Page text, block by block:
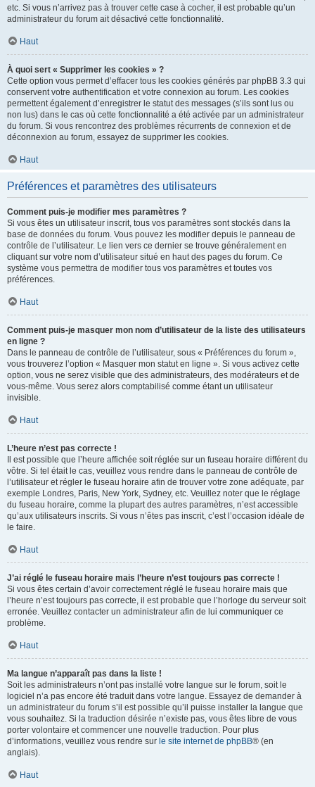
etc. Si vous n’arrivez pas à trouver cette case à cocher, il est probable qu’un
administrateur du forum ait désactivé cette fonctionnalité.
Haut
À quoi sert « Supprimer les cookies » ?
Cette option vous permet d’effacer tous les cookies générés par phpBB 3.3 qui
conservent votre authentification et votre connexion au forum. Les cookies
permettent également d’enregistrer le statut des messages (s’ils sont lus ou
non lus) dans le cas où cette fonctionnalité a été activée par un administrateur
du forum. Si vous rencontrez des problèmes récurrents de connexion et de
déconnexion au forum, essayez de supprimer les cookies.
Haut
Préférences et paramètres des utilisateurs
Comment puis-je modifier mes paramètres ?
Si vous êtes un utilisateur inscrit, tous vos paramètres sont stockés dans la
base de données du forum. Vous pouvez les modifier depuis le panneau de
contrôle de l’utilisateur. Le lien vers ce dernier se trouve généralement en
cliquant sur votre nom d’utilisateur situé en haut des pages du forum. Ce
système vous permettra de modifier tous vos paramètres et toutes vos
préférences.
Haut
Comment puis-je masquer mon nom d’utilisateur de la liste des utilisateurs
en ligne ?
Dans le panneau de contrôle de l’utilisateur, sous « Préférences du forum »,
vous trouverez l’option « Masquer mon statut en ligne ». Si vous activez cette
option, vous ne serez visible que des administrateurs, des modérateurs et de
vous-même. Vous serez alors comptabilisé comme étant un utilisateur
invisible.
Haut
L’heure n’est pas correcte !
Il est possible que l’heure affichée soit réglée sur un fuseau horaire différent du
vôtre. Si tel était le cas, veuillez vous rendre dans le panneau de contrôle de
l’utilisateur et régler le fuseau horaire afin de trouver votre zone adéquate, par
exemple Londres, Paris, New York, Sydney, etc. Veuillez noter que le réglage
du fuseau horaire, comme la plupart des autres paramètres, n’est accessible
qu’aux utilisateurs inscrits. Si vous n’êtes pas inscrit, c’est l’occasion idéale de
le faire.
Haut
J’ai réglé le fuseau horaire mais l’heure n’est toujours pas correcte !
Si vous êtes certain d’avoir correctement réglé le fuseau horaire mais que
l’heure n’est toujours pas correcte, il est probable que l’horloge du serveur soit
erronée. Veuillez contacter un administrateur afin de lui communiquer ce
problème.
Haut
Ma langue n’apparaît pas dans la liste !
Soit les administrateurs n’ont pas installé votre langue sur le forum, soit le
logiciel n’a pas encore été traduit dans votre langue. Essayez de demander à
un administrateur du forum s’il est possible qu’il puisse installer la langue que
vous souhaitez. Si la traduction désirée n’existe pas, vous êtes libre de vous
porter volontaire et commencer une nouvelle traduction. Pour plus
d’informations, veuillez vous rendre sur le site internet de phpBB® (en
anglais).
Haut